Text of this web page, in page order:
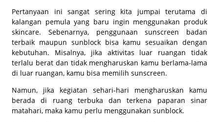
Pertanyaan ini sangat sering kita jumpai terutama di
kalangan pemula yang baru ingin menggunakan produk
skincare. Sebenarnya, penggunaan sunscreen badan
terbaik maupun sunblock bisa kamu sesuaikan dengan
kebutuhan. Misalnya, jika aktivitas luar ruangan tidak
terlalu berat dan tidak mengharuskan kamu berlama-lama
di luar ruangan, kamu bisa memilih sunscreen.
Namun, jika kegiatan sehari-hari mengharuskan kamu
berada di ruang terbuka dan terkena paparan sinar
matahari, maka kamu perlu menggunakan sunblock.